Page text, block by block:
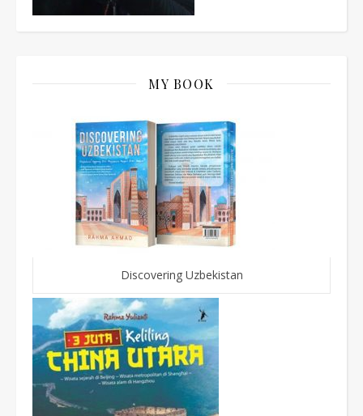
MY BOOK
Discovering Uzbekistan